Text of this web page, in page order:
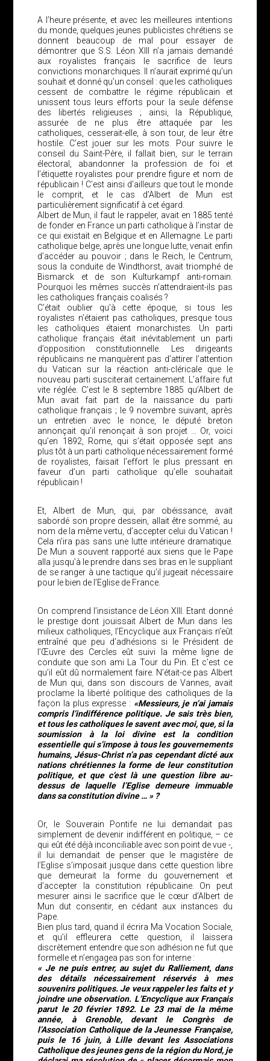
A l’heure présente, et avec les meilleures intentions
du monde, quelques jeunes publicistes chrétiens se
donnent beaucoup de mal pour essayer de
démontrer que S.S. Léon XIII n’a jamais demandé
aux royalistes français le sacrifice de leurs
convictions monarchiques. Il n’aurait exprimé qu’un
souhait et donné qu’un conseil : que les catholiques
cessent de combattre le régime républicain et
unissent tous leurs efforts pour la seule défense
des libertés religieuses ; ainsi, la République,
assurée de ne plus être attaquée par les
catholiques, cesserait-elle, à son tour, de leur être
hostile. C’est jouer sur les mots. Pour suivre le
conseil du Saint-Père, il fallait bien, sur le terrain
électoral, abandonner la profession de foi et
l’étiquette royalistes pour prendre figure et nom de
républicain ! C’est ainsi d’ailleurs que tout le monde
le comprit, et le cas d’Albert de Mun est
particulièrement significatif à cet égard.
Albert de Mun, il faut le rappeler, avait en 1885 tenté
de fonder en France un parti catholique à l’instar de
ce qui existait en Belgique et en Allemagne. Le parti
catholique belge, après une longue lutte, venait enfin
d’accéder au pouvoir ; dans le Reich, le Centrum,
sous la conduite de Windthorst, avait triomphé de
Bismarck et de son Kulturkampf anti-romain.
Pourquoi les mêmes succès n’attendraient-ils pas
les catholiques français coalisés ?
C’était oublier qu’à cette époque, si tous les
royalistes n’étaient pas catholiques, presque tous
les catholiques étaient monarchistes. Un parti
catholique français était inévitablement un parti
d’opposition constitutionnelle. Les dirigeants
républicains ne manquèrent pas d’attirer l’attention
du Vatican sur la réaction anti-cléricale que le
nouveau parti susciterait certainement. L’affaire fut
vite réglée. C’est le 8 septembre 1885 qu’Albert de
Mun avait fait part de la naissance du parti
catholique français ; le 9 novembre suivant, après
un entretien avec le nonce, le député breton
annonçait qu’il renonçait à son projet … Or, voici
qu’en 1892, Rome, qui s’était opposée sept ans
plus tôt à un parti catholique nécessairement formé
de royalistes, faisait l’effort le plus pressant en
faveur d’un parti catholique qu’elle souhaitait
républicain !
Et, Albert de Mun, qui, par obéissance, avait
sabordé son propre dessein, allait être sommé, au
nom de la même vertu, d’accepter celui du Vatican !
Cela n’ira pas sans une lutte intérieure dramatique.
De Mun a souvent rapporté aux siens que le Pape
alla jusqu’à le prendre dans ses bras en le suppliant
de se ranger à une tactique qu’il jugeait nécessaire
pour le bien de l’Eglise de France.
On comprend l’insistance de Léon XIII. Etant donné
le prestige dont jouissait Albert de Mun dans les
milieux catholiques, l’Encyclique aux Français n’eût
entraîné que peu d’adhésions si le Président de
l’Œuvre des Cercles eût suivi la même ligne de
conduite que son ami La Tour du Pin. Et c’est ce
qu’il eût dû normalement faire. N’était-ce pas Albert
de Mun qui, dans son discours de Vannes, avait
proclame la liberté politique des catholiques de la
façon la plus expresse : «Messieurs, je n’ai jamais
compris l’indifférence politique. Je sais très bien,
et tous les catholiques le savent avec moi, que, si la
soumission à la loi divine est la condition
essentielle qui s’impose à tous les gouvernements
humains, Jésus-Christ n’a pas cependant dicté aux
nations chrétiennes la forme de leur constitution
politique, et que c’est là une question libre au-
dessus de laquelle l’Eglise demeure immuable
dans sa constitution divine … » ?
Or, le Souverain Pontife ne lui demandait pas
simplement de devenir indifférent en politique, – ce
qui eût été déjà inconciliable avec son point de vue -,
il lui demandait de penser que le magistère de
l’Eglise s’imposait jusque dans cette question libre
que demeurait la forme du gouvernement et
d’accepter la constitution républicaine. On peut
mesurer ainsi le sacrifice que le cœur d’Albert de
Mun dut consentir, en cédant aux instances du
Pape.
Bien plus tard, quand il écrira Ma Vocation Sociale,
et qu’il effleurera cette question, il laissera
discrètement entendre que son adhésion ne fut que
formelle et n’engagea pas son for interne :
« Je ne puis entrer, au sujet du Ralliement, dans
des détails nécessairement réservés à mes
souvenirs politiques. Je veux rappeler les faits et y
joindre une observation. L’Encyclique aux Français
parut le 20 février 1892. Le 23 mai de la même
année, à Grenoble, devant le Congrès de
l’Association Catholique de la Jeunesse Française,
puis le 16 juin, à Lille devant les Associations
Catholique des jeunes gens de la région du Nord, je